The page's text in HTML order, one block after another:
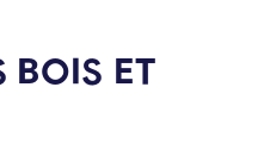
BOIS ET